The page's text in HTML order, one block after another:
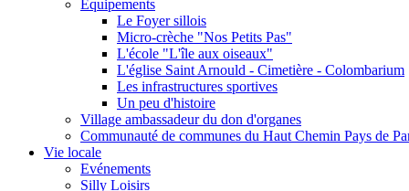
Equipements
Le Foyer sillois
Micro-crèche "Nos Petits Pas"
L'école "L'île aux oiseaux"
L'église Saint Arnould - Cimetière - Colombarium
Les infrastructures sportives
Un peu d'histoire
Village ambassadeur du don d'organes
Communauté de communes du Haut Chemin Pays de
Vie locale
Evénements
Silly Loisirs